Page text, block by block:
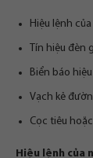
Hiệu lệnh
Tín hiệu đèn
Biển báo hiệu
Vạch kẻ
Cọc tiêu
Hiệu lệnh của